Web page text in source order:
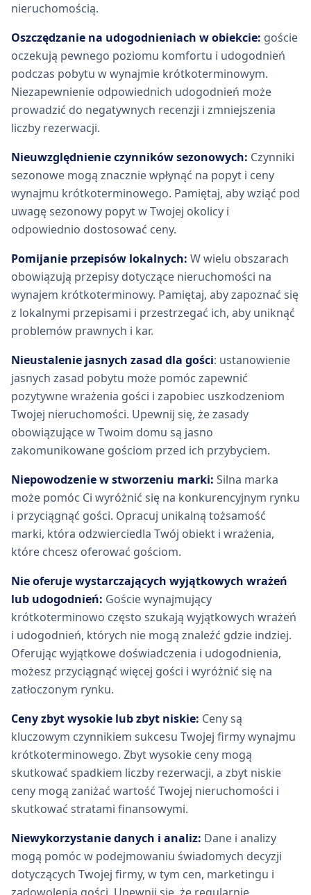
nieruchomością.
Oszczędzanie na udogodnieniach w obiekcie: goście
oczekują pewnego poziomu komfortu i udogodnień
podczas pobytu w wynajmie krótkoterminowym.
Niezapewnienie odpowiednich udogodnień może
prowadzić do negatywnych recenzji i zmniejszenia
liczby rezerwacji.
Nieuwzględnienie czynników sezonowych: Czynniki
sezonowe mogą znacznie wpłynąć na popyt i ceny
wynajmu krótkoterminowego. Pamiętaj, aby wziąć pod
uwagę sezonowy popyt w Twojej okolicy i
odpowiednio dostosować ceny.
Pomijanie przepisów lokalnych: W wielu obszarach
obowiązują przepisy dotyczące nieruchomości na
wynajem krótkoterminowy. Pamiętaj, aby zapoznać się
z lokalnymi przepisami i przestrzegać ich, aby uniknąć
problemów prawnych i kar.
Nieustalenie jasnych zasad dla gości: ustanowienie
jasnych zasad pobytu może pomóc zapewnić
pozytywne wrażenia gości i zapobiec uszkodzeniom
Twojej nieruchomości. Upewnij się, że zasady
obowiązujące w Twoim domu są jasno
zakomunikowane gościom przed ich przybyciem.
Niepowodzenie w stworzeniu marki: Silna marka
może pomóc Ci wyróżnić się na konkurencyjnym rynku
i przyciągnąć gości. Opracuj unikalną tożsamość
marki, która odzwierciedla Twój obiekt i wrażenia,
które chcesz oferować gościom.
Nie oferuje wystarczających wyjątkowych wrażeń
lub udogodnień: Goście wynajmujący
krótkoterminowo często szukają wyjątkowych wrażeń
i udogodnień, których nie mogą znaleźć gdzie indziej.
Oferując wyjątkowe doświadczenia i udogodnienia,
możesz przyciągnąć więcej gości i wyróżnić się na
zatłoczonym rynku.
Ceny zbyt wysokie lub zbyt niskie: Ceny są
kluczowym czynnikiem sukcesu Twojej firmy wynajmu
krótkoterminowego. Zbyt wysokie ceny mogą
skutkować spadkiem liczby rezerwacji, a zbyt niskie
ceny mogą zaniżać wartość Twojej nieruchomości i
skutkować stratami finansowymi.
Niewykorzystanie danych i analiz: Dane i analizy
mogą pomóc w podejmowaniu świadomych decyzji
dotyczących Twojej firmy, w tym cen, marketingu i